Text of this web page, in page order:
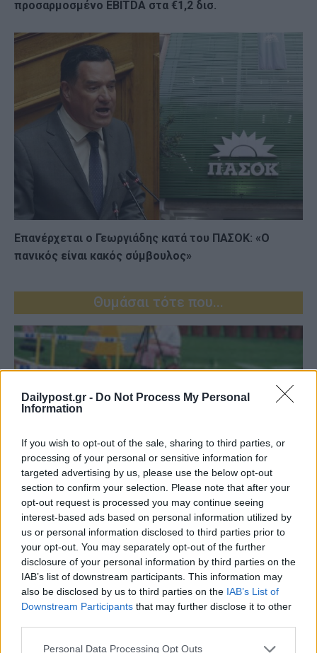
Dailypost.gr - Do Not Process My Personal
Information
If you wish to opt-out of the sale, sharing to third parties, or
processing of your personal or sensitive information for
targeted advertising by us, please use the below opt-out
section to confirm your selection. Please note that after your
opt-out request is processed you may continue seeing
interest-based ads based on personal information utilized by
us or personal information disclosed to third parties prior to
your opt-out. You may separately opt-out of the further
disclosure of your personal information by third parties on the
IAB’s list of downstream participants. This information may
also be disclosed by us to third parties on the IAB’s List of
Downstream Participants that may further disclose it to other
Personal Data Processing Opt Outs
προσαρμοσμένο EBITDA στα €1,2 δισ.
Επανέρχεται ο Γεωργιάδης κατά του ΠΑΣΟΚ: «Ο
πανικός είναι κακός σύμβουλος»
Θυμάσαι τότε που...
6/8/1992: «Για την Ελλάδα, ρε γαμώτο!» – Η
ιστορική νίκη της Βούλας Πατουλίδου
Στις 6 Αυγούστου 1992, το Ολυμπιακό Στάδιο της Βαρκελώνης
κρατούσε την ανάσα του για τον τελικό των 100 μέτρων με
εμπόδια. Ανάμεσα στις κορυφαίες...
ΠΑΡΑΠΟΛΙΤΙΚΑ